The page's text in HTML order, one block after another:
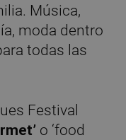
Música,
moda dentro
todas las
Festival
o ‘food